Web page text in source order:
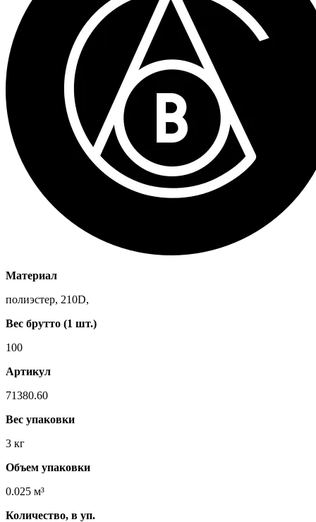
Материал
полиэстер, 210D,
Вес брутто (1 шт.)
100
Артикул
71380.60
Вес упаковки
3 кг
Объем упаковки
0.025 м³
Количество, в уп.